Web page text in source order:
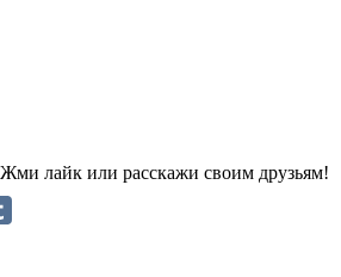
Жми лайк или расскажи своим друзьям!